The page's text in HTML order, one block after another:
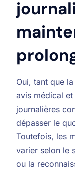
Oui, tant que
avis médical
journalières
dépasser le
Toutefois, les
varier selon le
ou la